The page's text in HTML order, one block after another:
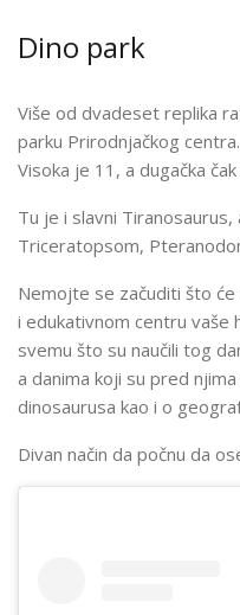
Dino park
Više od dvadeset replika
parku Prirodnjačkog
Visoka je 11, a dugačka
Tu je i slavni
Triceratopsom,
Nemojte se začuditi što
i edukativnom centru vaše
svemu što su naučili tog
a danima koji su pred
dinosaurusa kao i o
Divan način da počnu da